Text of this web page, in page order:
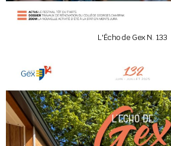
L'Écho de Gex N. 133